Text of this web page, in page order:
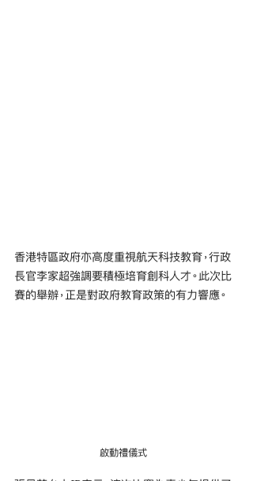
香港特區政府亦高度重視航天科技教育，行政
長官李家超強調要積極培育創科人才。此次比
賽的舉辦，正是對政府教育政策的有力響應。
啟動禮儀式